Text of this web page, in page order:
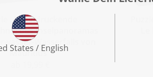
„Beeindruckende
des Inselpanoramas
Wasserfalls von
Mauritius“